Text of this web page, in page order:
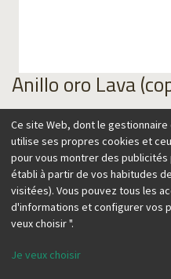
Anillo oro Lava
110,00€
Anillo inspirado en la textura
Ce site Web, dont le
utilise ses propres cookies et
pour vous montrer des
établi à partir de vos habitudes
visitées). Vous pouvez tous les
d'informations et configurer vos
veux choisir ".
Je veux choisir